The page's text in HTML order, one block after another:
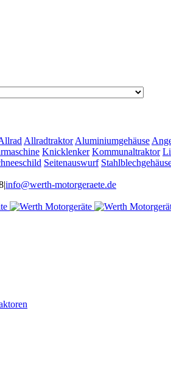
Allradtraktor Aluminiumgehäuse
Knicklenker Kommunaltraktor
Seitenauswurf
|info@werth-motorgeraete.de